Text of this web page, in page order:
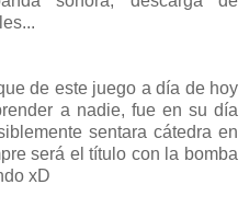
de este juego a día de hoy
a nadie, fue en su día
sentara cátedra en
será el título con la bomba
xD